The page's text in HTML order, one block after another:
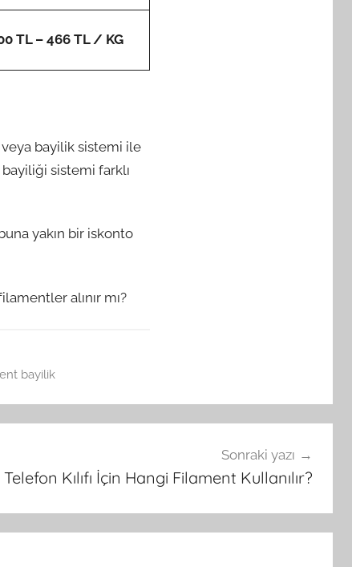
TL – 466 TL / KG
veya bayilik sistemi ile
sistemi farklı
yakın bir iskonto
alınır mı?
bayilik
Sonraki yazı
Telefon Kılıfı İçin Hangi Filament Kullanılır?